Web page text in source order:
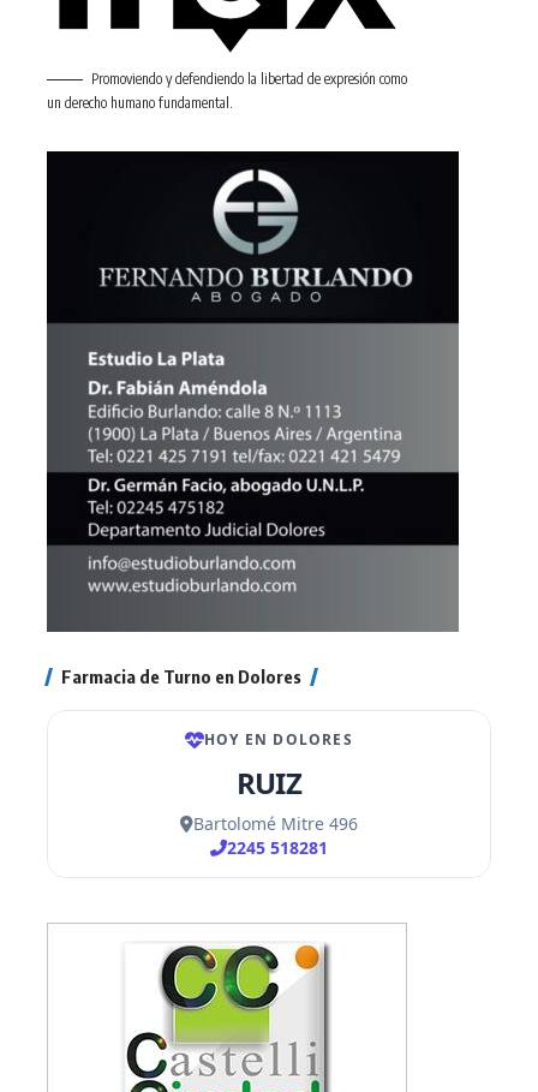
Promoviendo y defendiendo la libertad de expresión como
un derecho humano fundamental.
Farmacia de Turno en Dolores